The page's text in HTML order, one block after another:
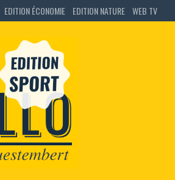
EDITION ÉCONOMIE EDITION NATURE WEB TV